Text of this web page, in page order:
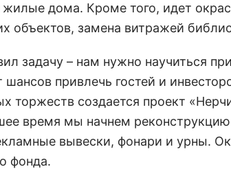
жилые дома. Кроме того, идет
объектов, замена витражей
задачу – нам нужно научиться
шансов привлечь гостей и
торжеств создается проект
время мы начнем
вывески, фонари и урны.
фонда.